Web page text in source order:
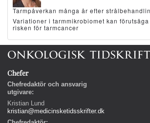
Tarmpåverkan många år efter
Variationer i tarmmikrobiomet kan förutsäga
risken för tarmcancer
Chefer
Chefredaktör och ansvarig
utgivare:
Kristian Lund
kristian@medicinsketidsskrifter.dk